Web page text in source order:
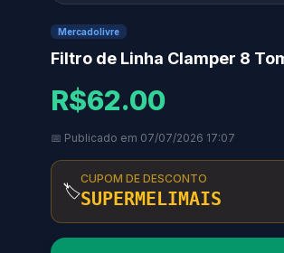
Mercadolivre
Filtro de Linha Clamper 8
R$62.00
📅 Publicado em 07/07/2026 17:07
🏷️
CUPOM DE DESCONTO
SUPERMELIMAIS